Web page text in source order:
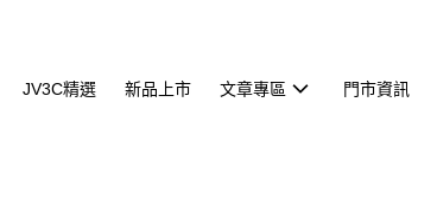
JV3C精選 新品上市 文章專區 門市資訊